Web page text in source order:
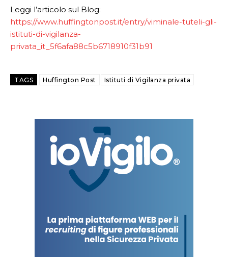
Leggi l’articolo sul Blog:
https://www.huffingtonpost.it/entry/viminale-tuteli-gli-
istituti-di-vigilanza-
privata_it_5f6afa88c5b6718910f31b91
TAGS Huffington Post Istituti di Vigilanza privata